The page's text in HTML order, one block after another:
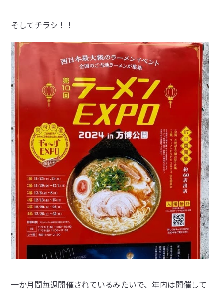
そしてチラシ！！
一か月間毎週開催されているみたいで、年内は開催して